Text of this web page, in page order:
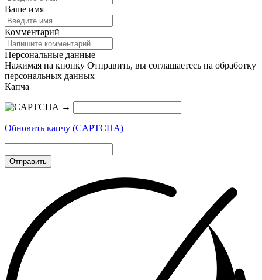
Ваше имя
Комментарий
Персональные данные
Нажимая на кнопку Отправить, вы соглашаетесь на обработку
персональных данных
Капча
→
Обновить капчу (CAPTCHA)
Отправить